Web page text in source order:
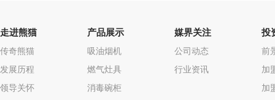
走进熊猫
传奇熊猫
发展历程
领导关怀
产品展示
吸油烟机
燃气灶具
消毒碗柜
媒界关注
公司动态
行业资讯
投
前
加
加